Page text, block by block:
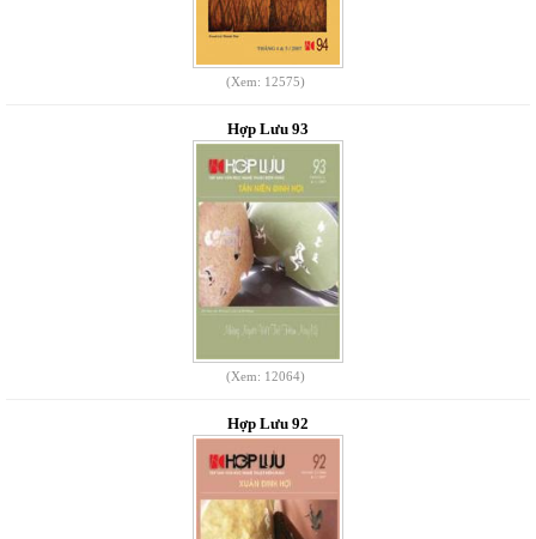
(Xem: 12575)
Hợp Lưu 93
(Xem: 12064)
Hợp Lưu 92